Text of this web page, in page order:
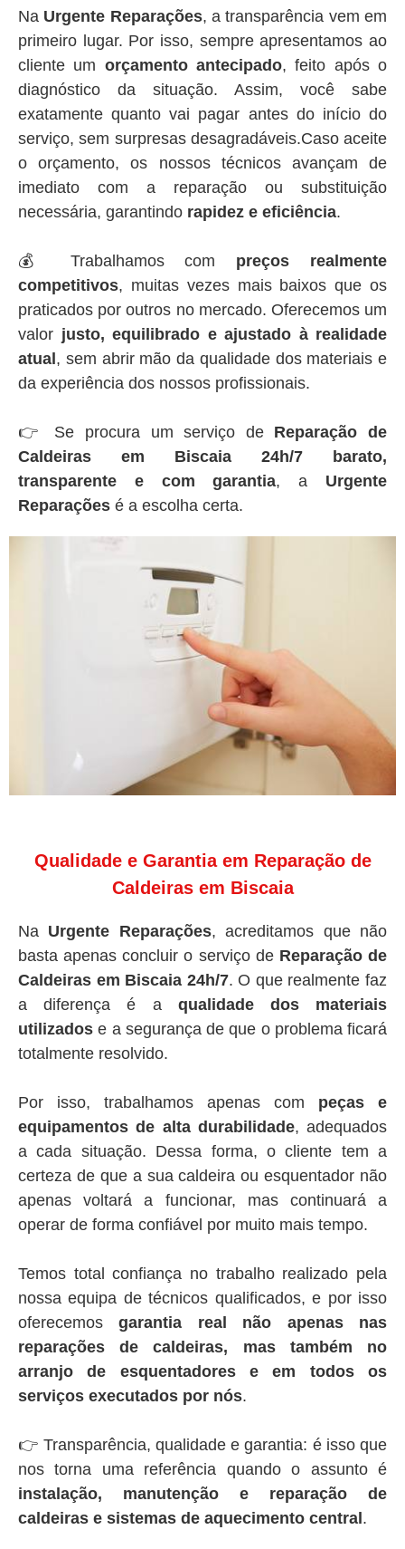
Na Urgente Reparações, a transparência vem em
primeiro lugar. Por isso, sempre apresentamos ao
cliente um orçamento antecipado, feito após o
diagnóstico da situação. Assim, você sabe
exatamente quanto vai pagar antes do início do
serviço, sem surpresas desagradáveis.Caso aceite
o orçamento, os nossos técnicos avançam de
imediato com a reparação ou substituição
necessária, garantindo rapidez e eficiência.
💰 Trabalhamos com preços realmente
competitivos, muitas vezes mais baixos que os
praticados por outros no mercado. Oferecemos um
valor justo, equilibrado e ajustado à realidade
atual , sem abrir mão da qualidade dos materiais e
da experiência dos nossos profissionais.
👉 Se procura um serviço de Reparação de
Caldeiras em Biscaia 24h/7 barato,
transparente e com garantia, a Urgente
Reparações é a escolha certa.
Qualidade e Garantia em Reparação de
Caldeiras em Biscaia
Na Urgente Reparações, acreditamos que não
basta apenas concluir o serviço de Reparação de
Caldeiras em Biscaia 24h/7. O que realmente faz
a diferença é a qualidade dos materiais
utilizados e a segurança de que o problema ficará
totalmente resolvido.
Por isso, trabalhamos apenas com peças e
equipamentos de alta durabilidade, adequados
a cada situação. Dessa forma, o cliente tem a
certeza de que a sua caldeira ou esquentador não
apenas voltará a funcionar, mas continuará a
operar de forma confiável por muito mais tempo.
Temos total confiança no trabalho realizado pela
nossa equipa de técnicos qualificados, e por isso
oferecemosgarantia real não apenas nas
reparações de caldeiras, mas também no
arranjo de esquentadores e em todos os
serviços executados por nós.
👉 Transparência, qualidade e garantia: é isso que
nos torna uma referência quando o assunto é
instalação, manutenção e reparação de
caldeiras e sistemas de aquecimento central.